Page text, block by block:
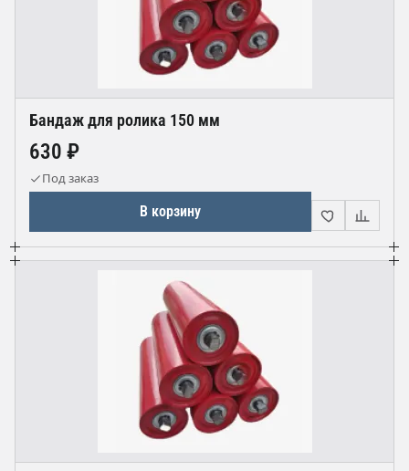
Бандаж для ролика 150 мм
630 ₽
Под заказ
В корзину